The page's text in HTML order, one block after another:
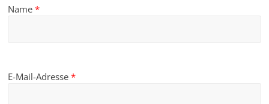
Name*
E-Mail-Adresse*